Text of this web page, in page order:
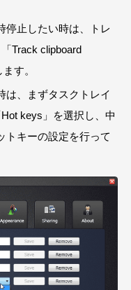
停止したい時は、トレ
Track clipboard
す。
は、まずタスクトレイ
keys」を選択し、中
トキーの設定を行って